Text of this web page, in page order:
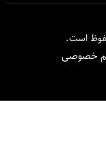
است.
خصوصی